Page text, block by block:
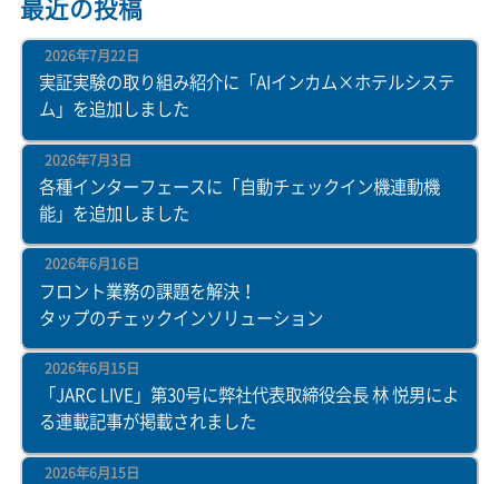
最近の投稿
実証実験の取り組み紹介に「AIインカム×ホテルシステ
ム」を追加しました
2026年7月22日
各種インターフェースに「自動チェックイン機連動機
能」を追加しました
2026年7月3日
フロント業務の課題を解決！
タップのチェックインソリューション
2026年6月16日
「JARC LIVE」第30号に弊社代表取締役会長 林 悦男によ
る連載記事が掲載されました
2026年6月15日
2026年6月15日